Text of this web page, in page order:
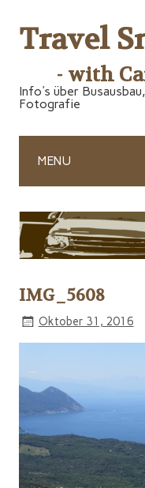
Travel
- with
Info's über
Fotografie
MENU
IMG_5608
Oktober 31, 2016